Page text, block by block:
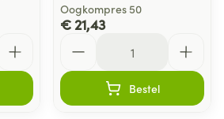
Oogkompres 50
€ 21,43
Bestel